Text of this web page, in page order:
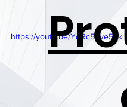
https://youtu.be/YqRc5ove5Sk